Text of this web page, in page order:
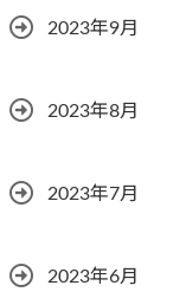
2023年9月
2023年8月
2023年7月
2023年6月